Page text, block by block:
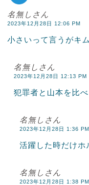
名無しさん
2023年12月28日 12:06 PM
小さいって言うがキ
名無しさん
2023年12月28日 12:13 PM
犯罪者と山本を比べ
名無しさん
2023年12月28日 1:36 PM
活躍した時だけホ
名無しさん
2023年12月28日 1:38 PM